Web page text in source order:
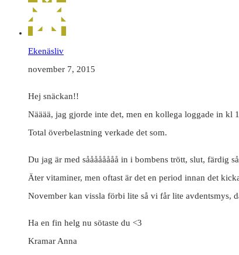
Ekenäsliv
november 7, 2015
Hej snäckan!!
Nääää, jag gjorde inte det, men en kollega loggade in kl
Total överbelastning verkade det som.
Du jag är med såååååååå in i bombens trött, slut, färdig
Äter vitaminer, men oftast är det en period innan det
November kan vissla förbi lite så vi får lite avdentsmys,
Ha en fin helg nu sötaste du <3
Kramar Anna